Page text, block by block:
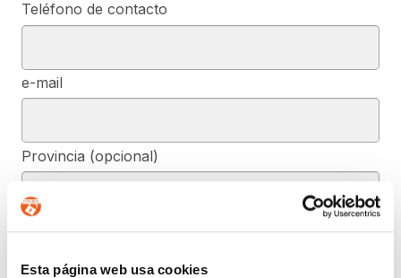
Esta página web usa cookies
Teléfono de contacto
e-mail
Provincia (opcional)
Mensaje (opcional)